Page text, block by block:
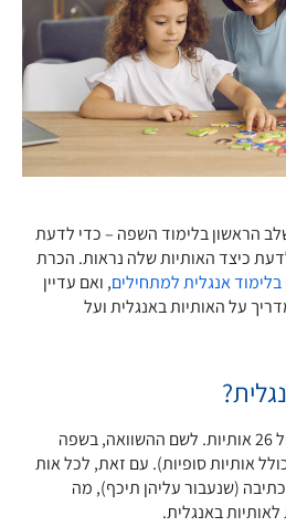
הראשון בלימוד השפה – כדי לדעת
כיצד האותיות שלה נראות. הכרת
בלימוד אנגלית למתחילים, ואם עדיין
על האותיות באנגלית ועל
בשפה האנגלית יש בסך הכול 26 אותיות. לשם ההשוואה, בשפה
(לא כולל אותיות סופיות). עם זאת, לכל אות
יש 2 צורות כתיבה (שנעבור עליהן תיכף), מה